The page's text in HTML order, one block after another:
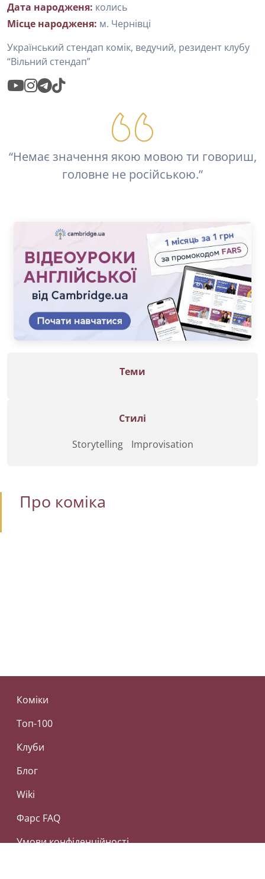
Дата народженя: колись
Місце народженя: м. Чернівці
Український стендап комік, ведучий, резидент клубу
“Вільний стендап”
“Немає значення якою мовою ти говориш,
головне не російською.”
Теми
Стилі
Storytelling
Improvisation
Про коміка
Коміки
Топ-100
Клуби
Блог
Wiki
Фарс FAQ
Умови конфіденційності